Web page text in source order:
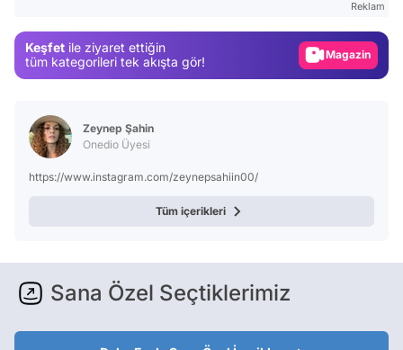
Reklam
Keşfet ile ziyaret ettiğin
tüm kategorileri tek akışta gör!
Video
Zeynep Şahin
Onedio Üyesi
https://www.instagram.com/zeynepsahiin00/
Tüm içerikleri
Sana Özel Seçtiklerimiz